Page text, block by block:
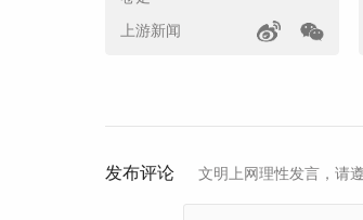
上游新闻
发布评论 文明上网理性发言，请